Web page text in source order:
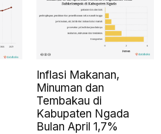
Inflasi Makanan,
Minuman dan
Tembakau di
Kabupaten Ngada
Bulan April 1,7%